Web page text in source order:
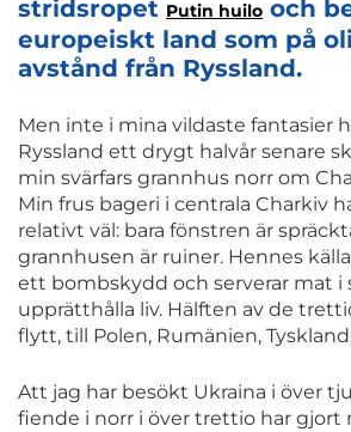
stridsropet Putin huilo och
europeiskt land som på
avstånd från Ryssland.
Men inte i mina vildaste fantasier
Ryssland ett drygt halvår senare
min svärfars grannhus norr om
Min frus bageri i centrala Charkiv
relativt väl: bara fönstren är
grannhusen är ruiner. Hennes
ett bombskydd och serverar mat i
upprätthålla liv. Hälften av de
flytt, till Polen, Rumänien,
Att jag har besökt Ukraina i över
fiende i norr i över trettio har gjort